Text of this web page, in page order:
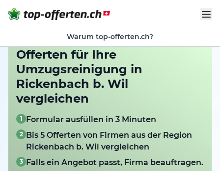
Warum top-offerten.ch?
Offerten für Ihre
Umzugsreinigung in
Rickenbach b. Wil
vergleichen
1 Formular ausfüllen in 3 Minuten
2 Bis 5 Offerten von Firmen aus der Region
Rickenbach b. Wil vergleichen
3 Falls ein Angebot passt, Firma beauftragen.